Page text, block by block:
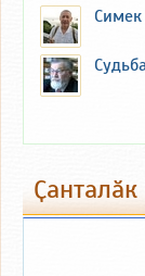
Ҫанталӑк